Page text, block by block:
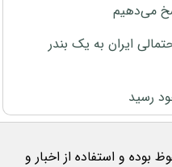
می‌دهیم
ایران به یک بندر
رسید
بوده و استفاده از اخبار و